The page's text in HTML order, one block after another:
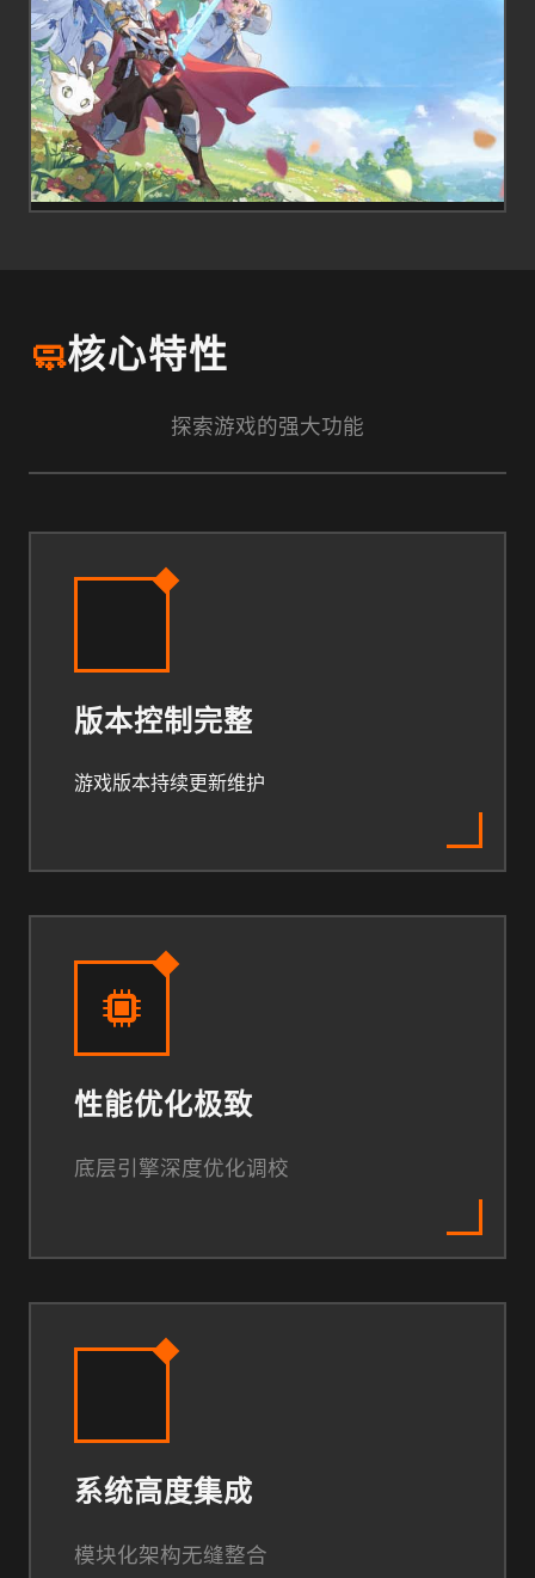
🧼核心特性
探索游戏的强大功能
版本控制完整
游戏版本持续更新维护
性能优化极致
底层引擎深度优化调校
系统高度集成
模块化架构无缝整合